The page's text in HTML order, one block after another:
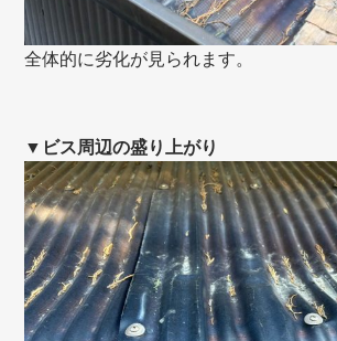
全体的に劣化が見られます。
▼ビス周辺の盛り上がり